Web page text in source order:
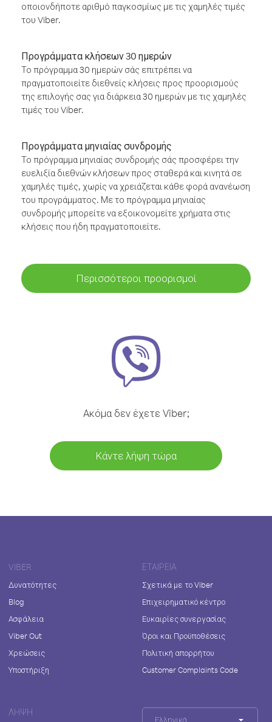
οποιονδήποτε αριθμό παγκοσμίως με τις χαμηλές τιμές
του Viber.
Προγράμματα κλήσεων 30 ημερών
Το πρόγραμμα 30 ημερών σάς επιτρέπει να
πραγματοποιείτε διεθνείς κλήσεις προς προορισμούς
της επιλογής σας για διάρκεια 30 ημερών με τις χαμηλές
τιμές του Viber.
Προγράμματα μηνιαίας συνδρομής
Το πρόγραμμα μηνιαίας συνδρομής σάς προσφέρει την
ευελιξία διεθνών κλήσεων προς σταθερά και κινητά σε
χαμηλές τιμές, χωρίς να χρειάζεται κάθε φορά ανανέωση
του προγράμματος. Με το πρόγραμμα μηνιαίας
συνδρομής μπορείτε να εξοικονομείτε χρήματα στις
κλήσεις που ήδη πραγματοποιείτε.
Περισσότεροι προορισμοί
Ακόμα δεν έχετε Viber;
Κάντε λήψη τώρα
VIBER
Δυνατότητες
Blog
Ασφάλεια
Viber Out
Χρεώσεις
Υποστήριξη
ΕΤΑΙΡΕΊΑ
Σχετικά με το Viber
Επιχειρηματικό κέντρο
Ευκαιρίες συνεργασίας
Όροι και Προϋποθέσεις
Πολιτική απορρήτου
Customer Complaints Code
ΛΉΨΗ
Ελληνικά